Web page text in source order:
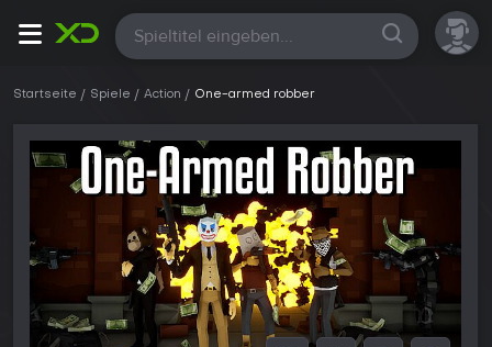
Alle
Startseite Spiele Action One-armed robber